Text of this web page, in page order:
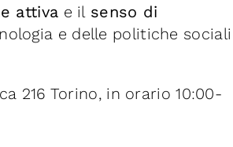
attiva e il senso di
e delle politiche sociali
216 Torino, in orario 10:00-